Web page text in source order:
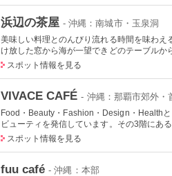
浜辺の茶屋 - 沖縄：南城市・玉泉洞
美味しい料理とのんびり流れる時間を味わ
け放した窓から海が一望できどのテーブルか
スポット情報を見る
VIVACE CAFÉ - 沖縄：那覇市郊外・
Food・Beauty・Fashion・Design・Health
ビューティを発信しています。その3階にあ
スポット情報を見る
fuu café - 沖縄：本部